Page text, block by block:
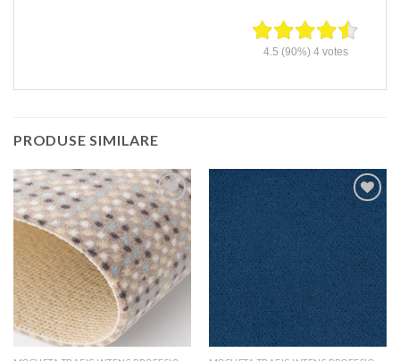
4.5 (90%) 4votes
PRODUSE SIMILARE
Adaugă
în
Wishlist
Adaugă
în
Wishlist